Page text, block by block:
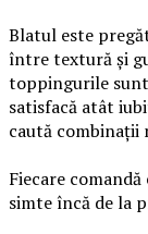
Blatul este
între textură și
toppingurile
satisfacă atât
caută combinații
Fiecare
simte încă de la